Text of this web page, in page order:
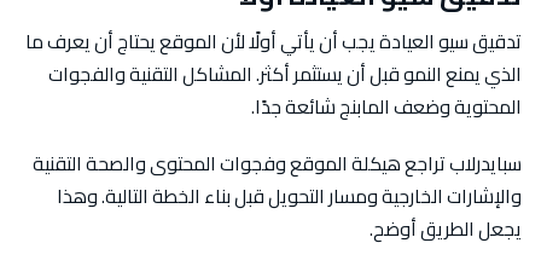
تدقيق سيو العيادة يجب أن يأتي أولًا لأن الموقع يحتاج أن يعرف ما
الذي يمنع النمو قبل أن يستثمر أكثر. المشاكل التقنية والفجوات
المحتوية وضعف المابنج شائعة جدًا.
سبايدرلاب تراجع هيكلة الموقع وفجوات المحتوى والصحة التقنية
والإشارات الخارجية ومسار التحويل قبل بناء الخطة التالية. وهذا
يجعل الطريق أوضح.